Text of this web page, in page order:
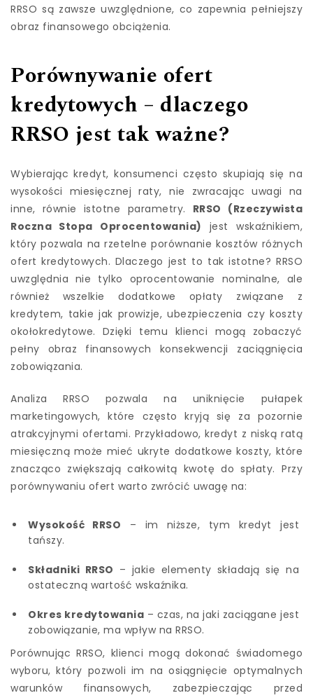
RRSO są zawsze uwzględnione, co zapewnia pełniejszy
obraz finansowego obciążenia.
Porównywanie ofert
kredytowych – dlaczego
RRSO jest tak ważne?
Wybierając kredyt, konsumenci często skupiają się na
wysokości miesięcznej raty, nie zwracając uwagi na
inne, równie istotne parametry. RRSO (Rzeczywista
Roczna Stopa Oprocentowania) jest wskaźnikiem,
który pozwala na rzetelne porównanie kosztów różnych
ofert kredytowych. Dlaczego jest to tak istotne? RRSO
uwzględnia nie tylko oprocentowanie nominalne, ale
również wszelkie dodatkowe opłaty związane z
kredytem, takie jak prowizje, ubezpieczenia czy koszty
okołokredytowe. Dzięki temu klienci mogą zobaczyć
pełny obraz finansowych konsekwencji zaciągnięcia
zobowiązania.
Analiza RRSO pozwala na uniknięcie pułapek
marketingowych, które często kryją się za pozornie
atrakcyjnymi ofertami. Przykładowo, kredyt z niską ratą
miesięczną może mieć ukryte dodatkowe koszty, które
znacząco zwiększają całkowitą kwotę do spłaty. Przy
porównywaniu ofert warto zwrócić uwagę na:
Wysokość RRSO – im niższe, tym kredyt jest
tańszy.
Składniki RRSO – jakie elementy składają się na
ostateczną wartość wskaźnika.
Okres kredytowania – czas, na jaki zaciągane jest
zobowiązanie, ma wpływ na RRSO.
Porównując RRSO, klienci mogą dokonać świadomego
wyboru, który pozwoli im na osiągnięcie optymalnych
warunków finansowych, zabezpieczając przed